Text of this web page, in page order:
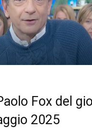
Fox del
2025